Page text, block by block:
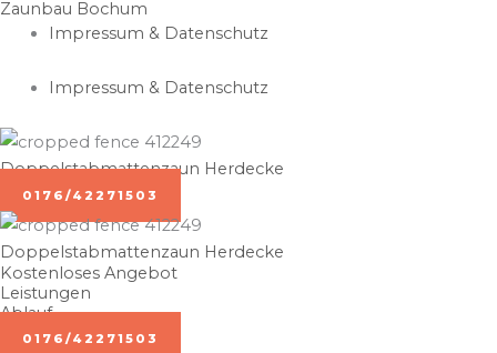
Zum
Inhalt
Zaunbau Bochum
Impressum & Datenschutz
Impressum & Datenschutz
Doppelstabmattenzaun Herdecke
0176/42271503
Doppelstabmattenzaun Herdecke
Kostenloses Angebot
Leistungen
Ablauf
0176/42271503